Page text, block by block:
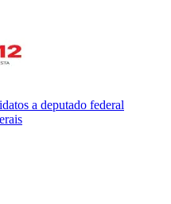
a deputado federal